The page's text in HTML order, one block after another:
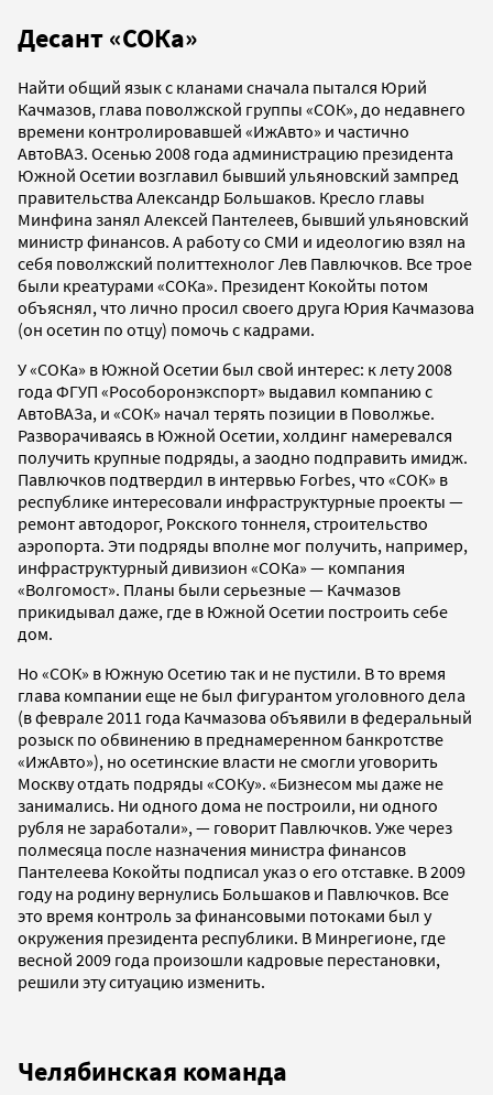
Десант «СОКа»
Найти общий язык с кланами сначала пытался Юрий
Качмазов, глава поволжской группы «СОК», до недавнего
времени контролировавшей «ИжАвто» и частично
АвтоВАЗ. Осенью 2008 года администрацию президента
Южной Осетии возглавил бывший ульяновский зампред
правительства Александр Большаков. Кресло главы
Минфина занял Алексей Пантелеев, бывший ульяновский
министр финансов. А работу со СМИ и идеологию взял на
себя поволжский политтехнолог Лев Павлючков. Все трое
были креатурами «СОКа». Президент Кокойты потом
объяснял, что лично просил своего друга Юрия Качмазова
(он осетин по отцу) помочь с кадрами.
У «СОКа» в Южной Осетии был свой интерес: к лету 2008
года ФГУП «Рособоронэкспорт» выдавил компанию с
АвтоВАЗа, и «СОК» начал терять позиции в Поволжье.
Разворачиваясь в Южной Осетии, холдинг намеревался
получить крупные подряды, а заодно подправить имидж.
Павлючков подтвердил в интервью Forbes, что «СОК» в
республике интересовали инфраструктурные проекты —
ремонт автодорог, Рокского тоннеля, строительство
аэропорта. Эти подряды вполне мог получить, например,
инфраструктурный дивизион «СОКа» — компания
«Волгомост». Планы были серьезные — Качмазов
прикидывал даже, где в Южной Осетии построить себе
дом.
Но «СОК» в Южную Осетию так и не пустили. В то время
глава компании еще не был фигурантом уголовного дела
(в феврале 2011 года Качмазова объявили в федеральный
розыск по обвинению в преднамеренном банкротстве
«ИжАвто»), но осетинские власти не смогли уговорить
Москву отдать подряды «СОКу». «Бизнесом мы даже не
занимались. Ни одного дома не построили, ни одного
рубля не заработали», — говорит Павлючков. Уже через
полмесяца после назначения министра финансов
Пантелеева Кокойты подписал указ о его отставке. В 2009
году на родину вернулись Большаков и Павлючков. Все
это время контроль за финансовыми потоками был у
окружения президента республики. В Минрегионе, где
весной 2009 года произошли кадровые перестановки,
решили эту ситуацию изменить.
Челябинская команда